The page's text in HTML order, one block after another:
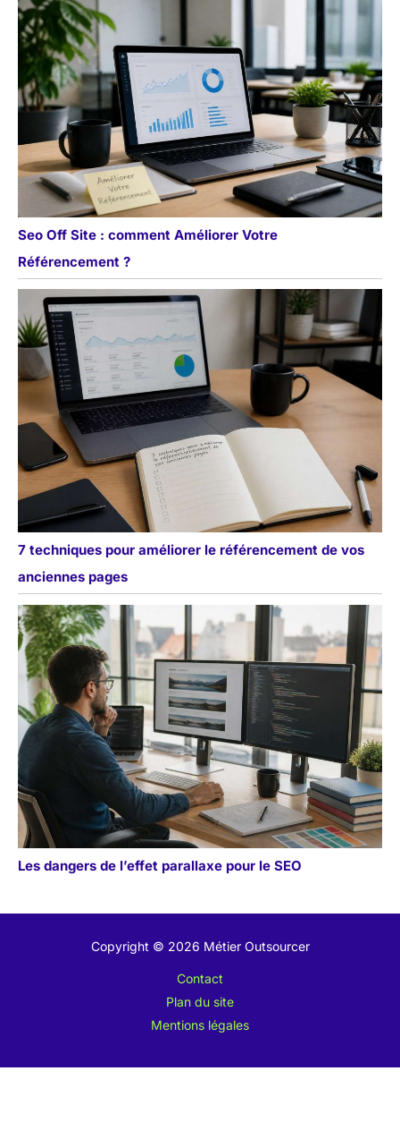
Seo Off Site : comment Améliorer Votre
Référencement ?
7 techniques pour améliorer le référencement de vos
anciennes pages
Les dangers de l’effet parallaxe pour le SEO
Copyright © 2026 Métier Outsourcer
Contact
Plan du site
Mentions légales